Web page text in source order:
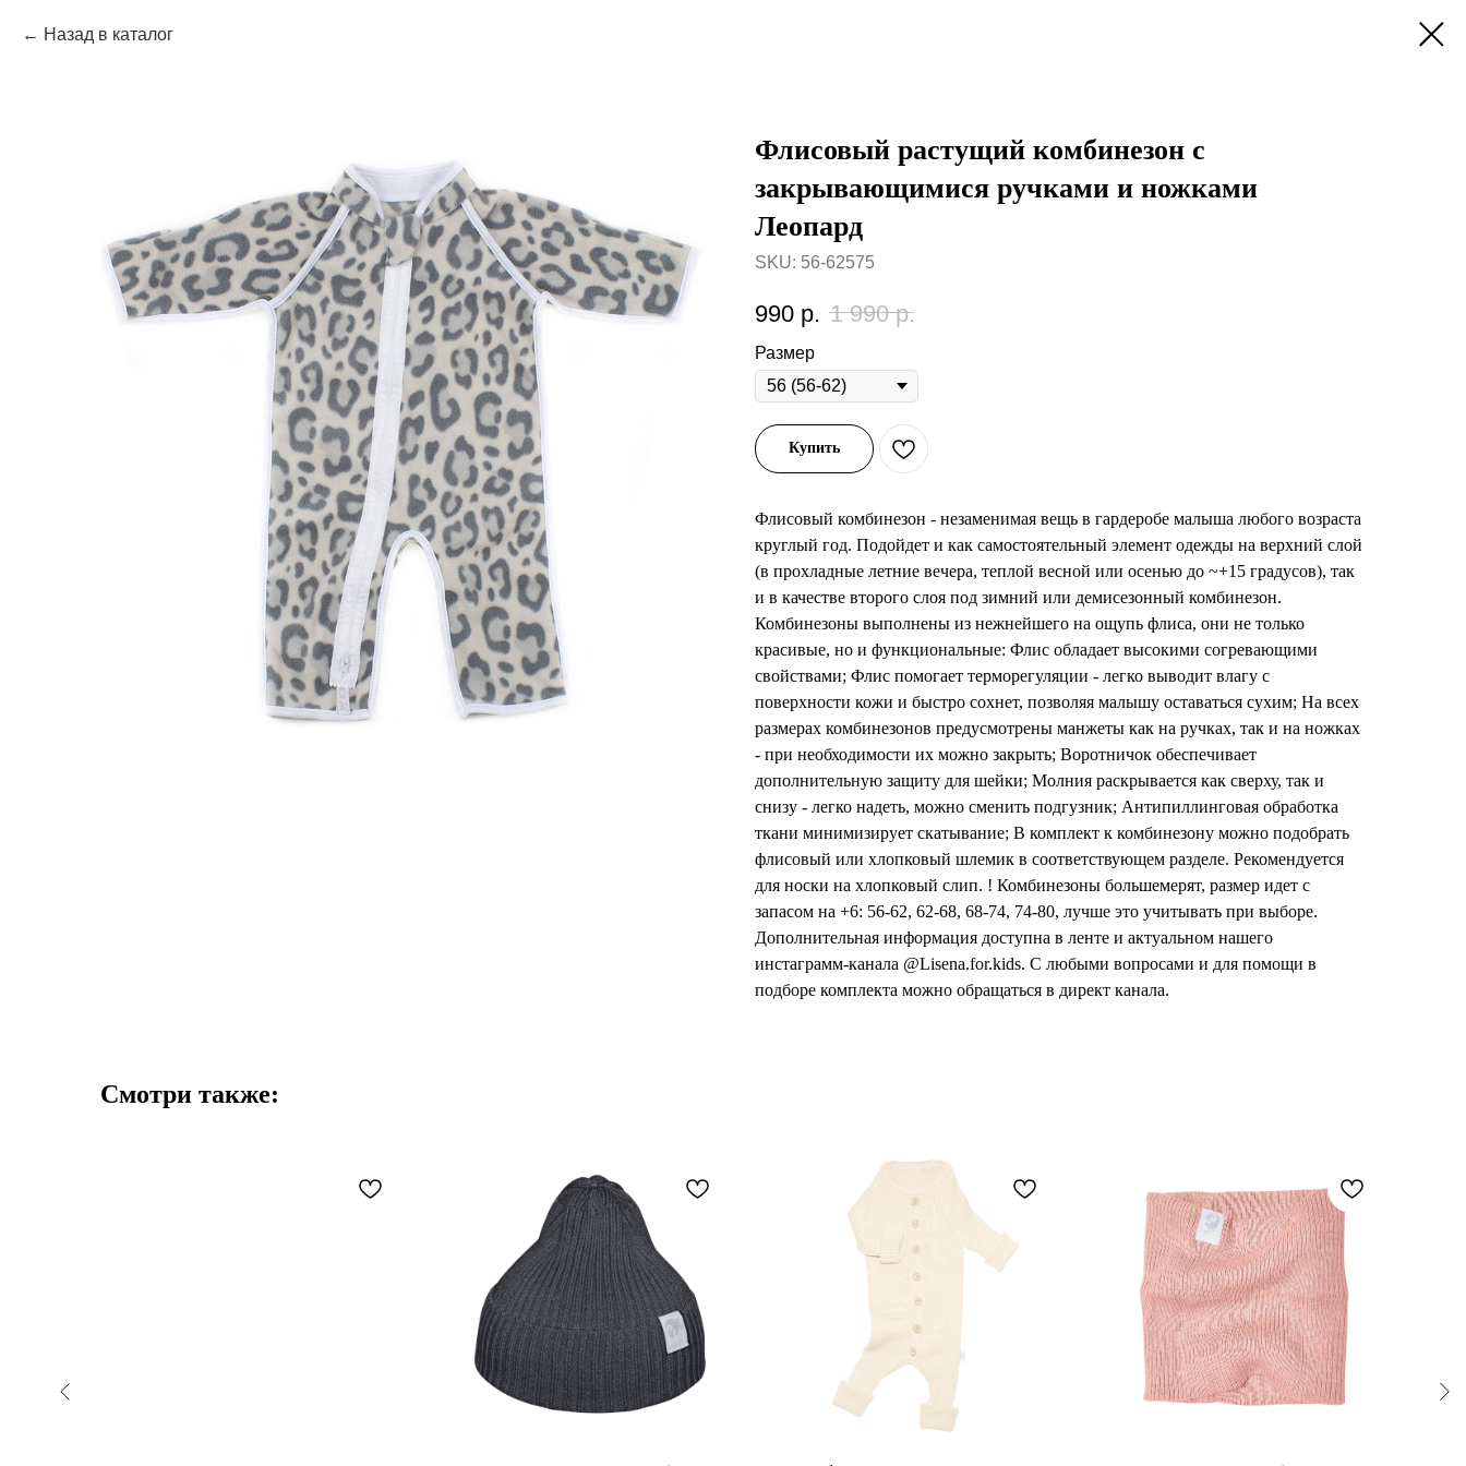
Назад в каталог
Флисовый растущий комбинезон с
закрывающимися ручками и ножками
Леопард
SKU: 56-62575
990 р. 1 990 р.
Размер
Купить
Флисовый комбинезон - незаменимая вещь в гардеробе малыша любого возраста
круглый год. Подойдет и как самостоятельный элемент одежды на верхний слой
(в прохладные летние вечера, теплой весной или осенью до ~+15 градусов), так
и в качестве второго слоя под зимний или демисезонный комбинезон.
Комбинезоны выполнены из нежнейшего на ощупь флиса, они не только
красивые, но и функциональные: Флис обладает высокими согревающими
свойствами; Флис помогает терморегуляции - легко выводит влагу с
поверхности кожи и быстро сохнет, позволяя малышу оставаться сухим; На всех
размерах комбинезонов предусмотрены манжеты как на ручках, так и на ножках
- при необходимости их можно закрыть; Воротничок обеспечивает
дополнительную защиту для шейки; Молния раскрывается как сверху, так и
снизу - легко надеть, можно сменить подгузник; Антипиллинговая обработка
ткани минимизирует скатывание; В комплект к комбинезону можно подобрать
флисовый или хлопковый шлемик в соответствующем разделе. Рекомендуется
для носки на хлопковый слип. ! Комбинезоны большемерят, размер идет с
запасом на +6: 56-62, 62-68, 68-74, 74-80, лучше это учитывать при выборе.
Дополнительная информация доступна в ленте и актуальном нашего
инстаграмм-канала @Lisena.for.kids. С любыми вопросами и для помощи в
подборе комплекта можно обращаться в директ канала.
Смотри также: